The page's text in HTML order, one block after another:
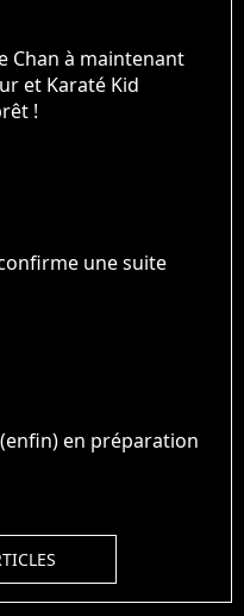
Chan à maintenant
et Karaté Kid
!
une suite
en préparation